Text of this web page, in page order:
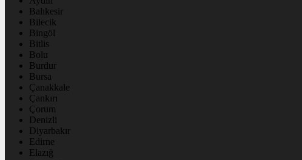
Balıkesir
Bilecik
Bingöl
Bitlis
Bolu
Burdur
Bursa
Çanakkale
Çankırı
Çorum
Denizli
Diyarbakır
Edirne
Elazığ